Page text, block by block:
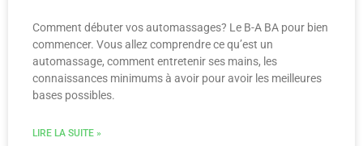
Comment débuter vos automassages? Le B-A BA pour bien
commencer. Vous allez comprendre ce qu’est un
automassage, comment entretenir ses mains, les
connaissances minimums à avoir pour avoir les meilleures
bases possibles.
LIRE LA SUITE »